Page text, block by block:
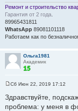
пробовала
Ремонт и строительство
Гарантия от 2 года
89965431811
WhatsApp 89081101118
Работаем как по
Ольга1981
Академик
о
б
Сб Июн 22, 2019 17:12
Здравствуйте,
проблема: у меня в